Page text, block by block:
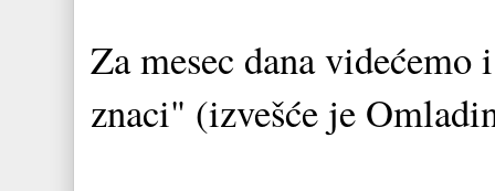
Za mesec dana
znaci" (izvešće je